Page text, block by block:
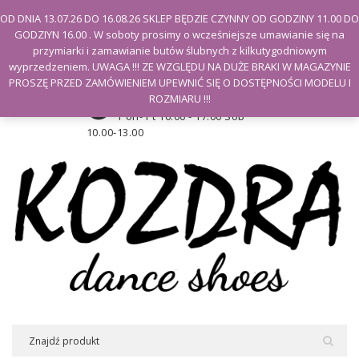
Witamy na stronie Kozdra
Moje konto
Godziny otwarcia sklepu
Pon- Pt 10.00 - 17.00 Sob
10.00-13.00
OD DNIA 13.07.26 DO 16.08.26 SKLEP BĘDZIE CZYNNY OD GODZINY 11.00 DO
GODZIYN 16.00 . W soboty prosimy o wcześniejsze umawianie się na
przymiarki i zamawianie butów ślubnych z kilkutygodniowym
wyprzedzeniem. UWAGA !!! ZE WZGLĘDU NA DUŻE BRAKI W MAGAZYNIE
PROSZĘ PRZED ZAMÓWIENIEM UPEWNIĆ SIĘ O DOSTĘPNOŚCI MODELU I
ROZMIARU !!!